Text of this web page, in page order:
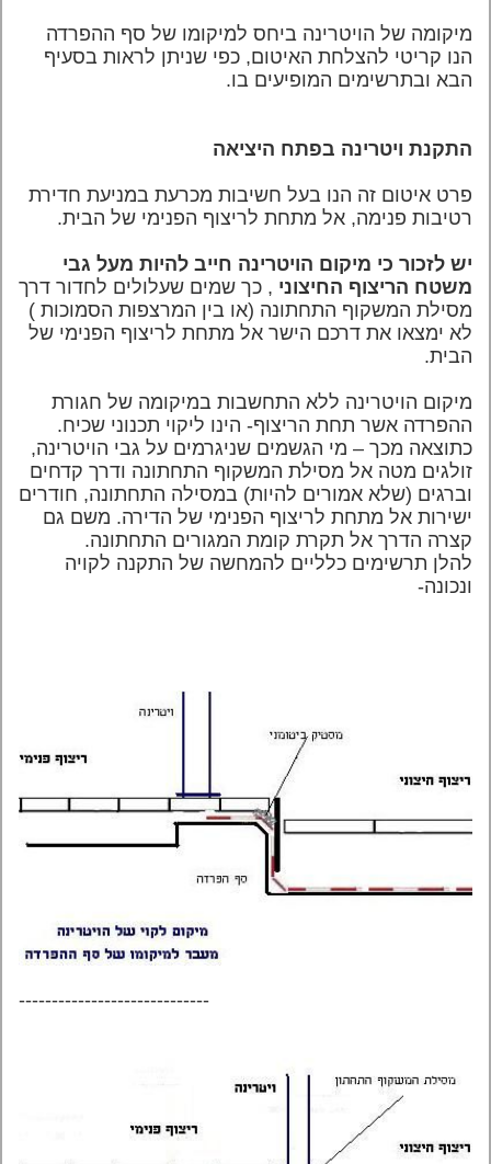
מיקומה של הויטרינה ביחס למיקומו של סף ההפרדה
הנו קריטי להצלחת האיטום, כפי שניתן לראות בסעיף
הבא ובתרשימים המופיעים בו.
התקנת ויטרינה בפתח היציאה
פרט איטום זה הנו בעל חשיבות מכרעת במניעת חדירת
רטיבות פנימה, אל מתחת לריצוף הפנימי של הבית.
יש לזכור כי מיקום הויטרינה חייב להיות מעל גבי
משטח הריצוף החיצוני , כך שמים שעלולים לחדור דרך
מסילת המשקוף התחתונה (או בין המרצפות הסמוכות )
לא ימצאו את דרכם הישר אל מתחת לריצוף הפנימי של
הבית.
מיקום הויטרינה ללא התחשבות במיקומה של חגורת
ההפרדה אשר תחת הריצוף- הינו ליקוי תכנוני שכיח.
כתוצאה מכך – מי הגשמים שניגרמים על גבי הויטרינה,
זולגים מטה אל מסילת המשקוף התחתונה ודרך קדחים
וברגים (שלא אמורים להיות) במסילה התחתונה, חודרים
ישירות אל מתחת לריצוף הפנימי של הדירה. משם גם
קצרה הדרך אל תקרת קומת המגורים התחתונה.
להלן תרשימים כלליים להמחשה של התקנה לקויה
ונכונה-
-----------------------------